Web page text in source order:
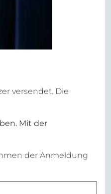
versendet. Die
Mit der
der Anmeldung